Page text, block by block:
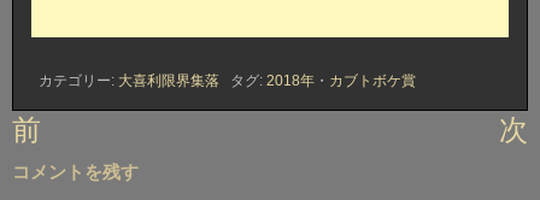
カテゴリー: 大喜利限界集落 タグ: 2018年 ・ カブトボケ賞
投
ナ
前 次
コメントを残す